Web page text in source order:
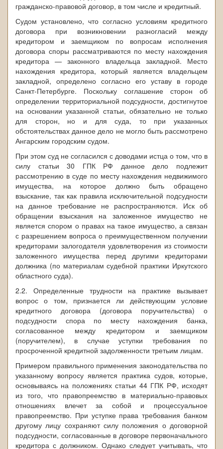
гражданско-правовой договор, в том числе и кредитный.
Судом установлено, что согласно условиям кредитного
договора при возникновении разногласий между
кредитором и заемщиком по вопросам исполнения
договора споры рассматриваются по месту нахождения
кредитора — законного владельца закладной. Место
нахождения кредитора, который является владельцем
закладной, определено согласно его уставу в городе
Санкт-Петербурге. Поскольку соглашение сторон об
определении территориальной подсудности, достигнутое
на основании указанной статьи, обязательно не только
для сторон, но и для суда, то при указанных
обстоятельствах данное дело не могло быть рассмотрено
Ангарским городским судом.
При этом суд не согласился с доводами истца о том, что в
силу статьи 30 ГПК РФ данное дело подлежит
рассмотрению в суде по месту нахождения недвижимого
имущества, на которое должно быть обращено
взыскание, так как правила исключительной подсудности
на данное требование не распространяются. Иск об
обращении взыскания на заложенное имущество не
является спором о правах на такое имущество, а связан
с разрешением вопроса о преимущественном получении
кредиторами залогодателя удовлетворения из стоимости
заложенного имущества перед другими кредиторами
должника (по материалам судебной практики Иркутского
областного суда).
2.2. Определенные трудности на практике вызывает
вопрос о том, признается ли действующим условие
кредитного договора (договора поручительства) о
подсудности спора по месту нахождения банка,
согласованное между кредитором и заемщиком
(поручителем), в случае уступки требования по
просроченной кредитной задолженности третьим лицам.
Примером правильного применения законодательства по
указанному вопросу является практика судов, которые,
основываясь на положениях статьи 44 ГПК РФ, исходят
из того, что правопреемство в материально-правовых
отношениях влечет за собой и процессуальное
правопреемство. При уступке права требования банком
другому лицу сохраняют силу положения о договорной
подсудности, согласованные в договоре первоначального
кредитора с должником. Однако следует учитывать, что